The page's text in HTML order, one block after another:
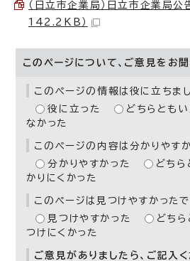
（日立市企業局）日立市企業局
142.2KB）
このページについて、ご意見をお聞
このページの情報は役に立ちまし
役に立った
どちらとも
なかった
このページの内容は分かりやすか
分かりやすかった
どちら
かりにくかった
このページは見つけやすかったで
見つけやすかった
どち
つけにくかった
ご意見がありましたら、ご記入